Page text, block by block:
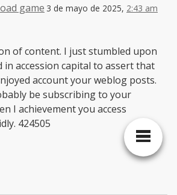
game 3 de mayo de 2025, 2:43 am
of content. I just stumbled upon
in accession capital to assert that
account your weblog posts.
be subscribing to your
I achievement you access
424505